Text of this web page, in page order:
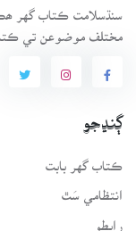
مختلف موضوعن تي
ڳنڍجو
ڪتاب گهر بابت
انتظامي سَٿ
رابطو